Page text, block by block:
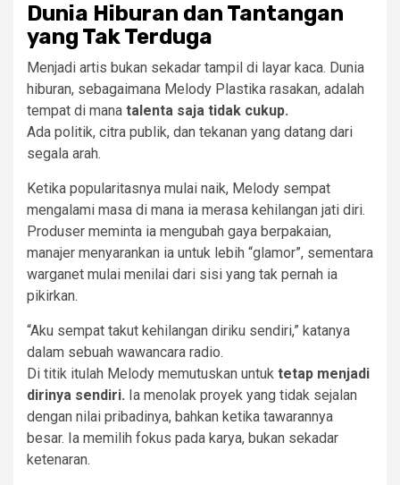
Dunia Hiburan dan Tantangan
yang Tak Terduga
Menjadi artis bukan sekadar tampil di layar kaca. Dunia
hiburan, sebagaimana Melody Plastika rasakan, adalah
tempat di mana talenta saja tidak cukup.
Ada politik, citra publik, dan tekanan yang datang dari
segala arah.
Ketika popularitasnya mulai naik, Melody sempat
mengalami masa di mana ia merasa kehilangan jati diri.
Produser meminta ia mengubah gaya berpakaian,
manajer menyarankan ia untuk lebih “glamor”, sementara
warganet mulai menilai dari sisi yang tak pernah ia
pikirkan.
“Aku sempat takut kehilangan diriku sendiri,” katanya
dalam sebuah wawancara radio.
Di titik itulah Melody memutuskan untuk tetap menjadi
dirinya sendiri. Ia menolak proyek yang tidak sejalan
dengan nilai pribadinya, bahkan ketika tawarannya
besar. Ia memilih fokus pada karya, bukan sekadar
ketenaran.